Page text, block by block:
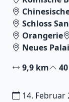
Schloss
Orangerie
Neues
9,9 km
14. Februar